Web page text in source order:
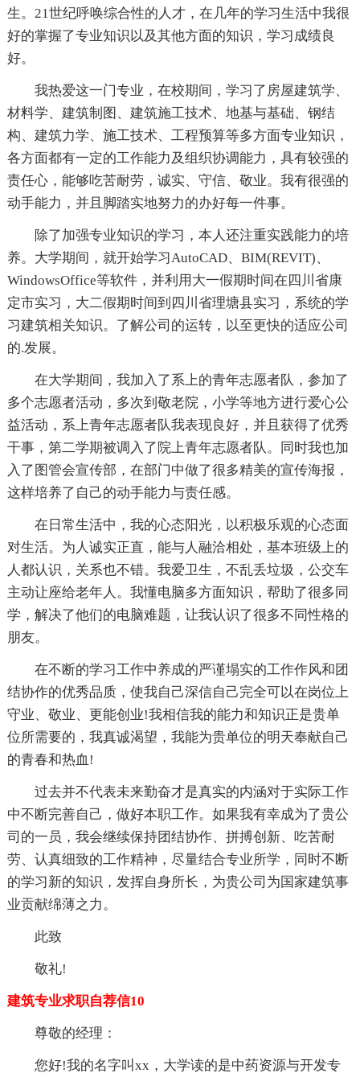
生。21世纪呼唤综合性的人才，在几年的学习生活中我很
好的掌握了专业知识以及其他方面的知识，学习成绩良
好。
我热爱这一门专业，在校期间，学习了房屋建筑学、
材料学、建筑制图、建筑施工技术、地基与基础、钢结
构、建筑力学、施工技术、工程预算等多方面专业知识，
各方面都有一定的工作能力及组织协调能力，具有较强的
责任心，能够吃苦耐劳，诚实、守信、敬业。我有很强的
动手能力，并且脚踏实地努力的办好每一件事。
除了加强专业知识的学习，本人还注重实践能力的培
养。大学期间，就开始学习AutoCAD、BIM(REVIT)、
WindowsOffice等软件，并利用大一假期时间在四川省康
定市实习，大二假期时间到四川省理塘县实习，系统的学
习建筑相关知识。了解公司的运转，以至更快的适应公司
的.发展。
在大学期间，我加入了系上的青年志愿者队，参加了
多个志愿者活动，多次到敬老院，小学等地方进行爱心公
益活动，系上青年志愿者队我表现良好，并且获得了优秀
干事，第二学期被调入了院上青年志愿者队。同时我也加
入了图管会宣传部，在部门中做了很多精美的宣传海报，
这样培养了自己的动手能力与责任感。
在日常生活中，我的心态阳光，以积极乐观的心态面
对生活。为人诚实正直，能与人融洽相处，基本班级上的
人都认识，关系也不错。我爱卫生，不乱丢垃圾，公交车
主动让座给老年人。我懂电脑多方面知识，帮助了很多同
学，解决了他们的电脑难题，让我认识了很多不同性格的
朋友。
在不断的学习工作中养成的严谨塌实的工作作风和团
结协作的优秀品质，使我自己深信自己完全可以在岗位上
守业、敬业、更能创业!我相信我的能力和知识正是贵单
位所需要的，我真诚渴望，我能为贵单位的明天奉献自己
的青春和热血!
过去并不代表未来勤奋才是真实的内涵对于实际工作
中不断完善自己，做好本职工作。如果我有幸成为了贵公
司的一员，我会继续保持团结协作、拼搏创新、吃苦耐
劳、认真细致的工作精神，尽量结合专业所学，同时不断
的学习新的知识，发挥自身所长，为贵公司为国家建筑事
业贡献绵薄之力。
此致
敬礼!
建筑专业求职自荐信10
尊敬的经理：
您好!我的名字叫xx，大学读的是中药资源与开发专